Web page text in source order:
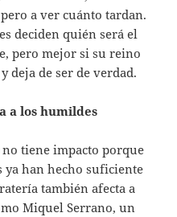
a ver cuánto tardan.
deciden quién será el
pero mejor si su reino
deja de ser de verdad.
a los humildes
tiene impacto porque
ya han hecho suficiente
también afecta a
Miquel Serrano, un